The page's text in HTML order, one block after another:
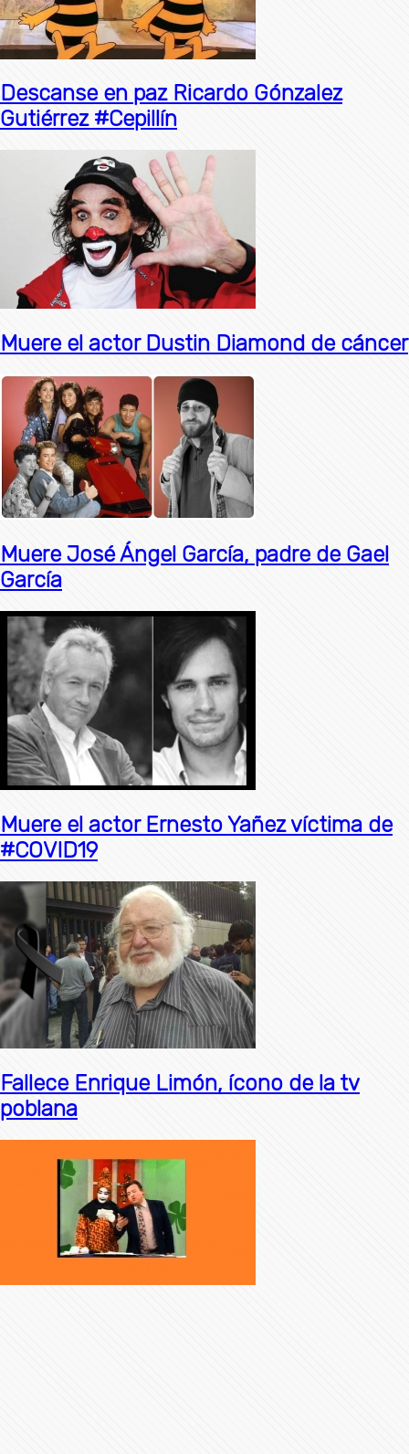
Descanse en paz Ricardo Gónzalez
Gutiérrez #Cepillín
Muere el actor Dustin Diamond de cáncer
Muere José Ángel García, padre de Gael
García
Muere el actor Ernesto Yañez víctima de
#COVID19
Fallece Enrique Limón, ícono de la tv
poblana